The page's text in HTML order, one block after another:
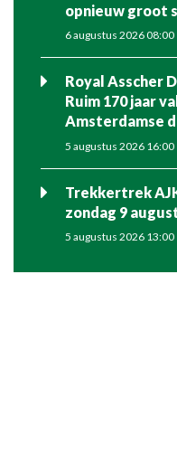
opnieuw groot
6 augustus 2026 08:00
Royal Asscher
Ruim 170 jaar
Amsterdamse
5 augustus 2026 16:00
Trekkertrek
zondag 9
5 augustus 2026 13:00